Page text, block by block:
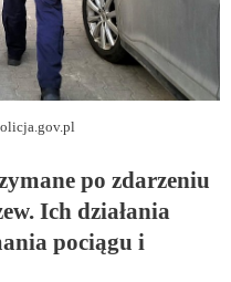
po zdarzeniu
Ich działania
pociągu i